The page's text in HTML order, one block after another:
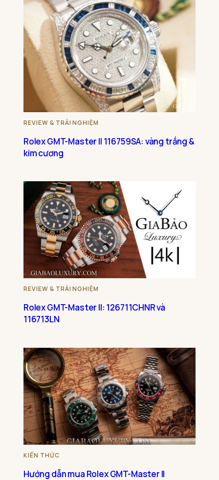
REVIEW & TRẢI NGHIỆM
Rolex GMT-Master II 116759SA: vàng trắng &
kim cương
REVIEW & TRẢI NGHIỆM
Rolex GMT-Master II: 126711CHNR và
116713LN
KIẾN THỨC
Hướng dẫn mua Rolex GMT-Master II